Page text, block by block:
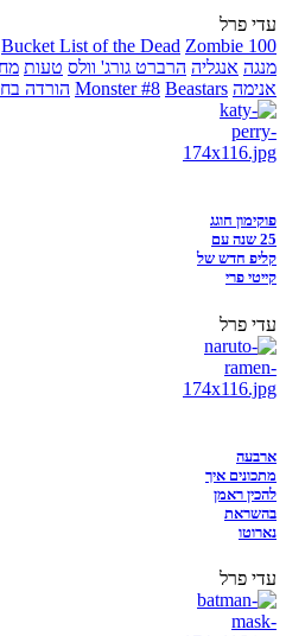
עדי פרל
Bucket List of the Dead Zombie 100
מנגה אנגליה הרברט גורג' וולס טעות
אנימה
Monster #8 Beastars הורדה
פוקימון חוגג
25 שנה עם
קליפ חדש של
קייטי פרי
עדי פרל
ארבעה
מתכונים איך
להכין ראמן
בהשראת
נארוטו
עדי פרל